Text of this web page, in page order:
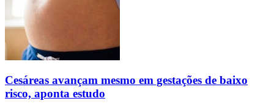
Cesáreas avançam mesmo em gestações de baixo
risco, aponta estudo